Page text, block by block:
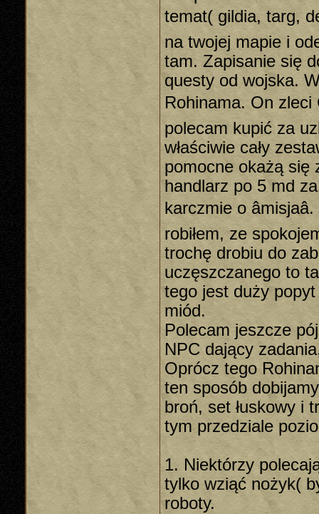
temat( gildia, targ,
na twojej mapie i
tam. Zapisanie się
questy od wojska.
Rohinama. On zleci
polecam kupić za
właściwie cały
pomocne okażą się
handlarz po 5 md
karczmie o
robiłem, ze
trochę drobiu do
uczęszczanego to
tego jest duży
miód.
Polecam jeszcze
NPC dający
Oprócz tego
ten sposób
broń, set łuskowy i
tym przedziale
1. Niektórzy
tylko wziąć nożyk(
roboty.